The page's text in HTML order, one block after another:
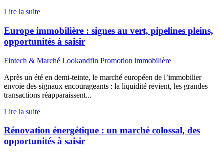
Lire la suite
Europe immobilière : signes au vert, pipelines pleins,
opportunités à saisir
Fintech & Marché Lookandfin Promotion immobilière
Après un été en demi-teinte, le marché européen de l’immobilier
envoie des signaux encourageants : la liquidité revient, les grandes
transactions réapparaissent...
Lire la suite
Rénovation énergétique : un marché colossal, des
opportunités à saisir